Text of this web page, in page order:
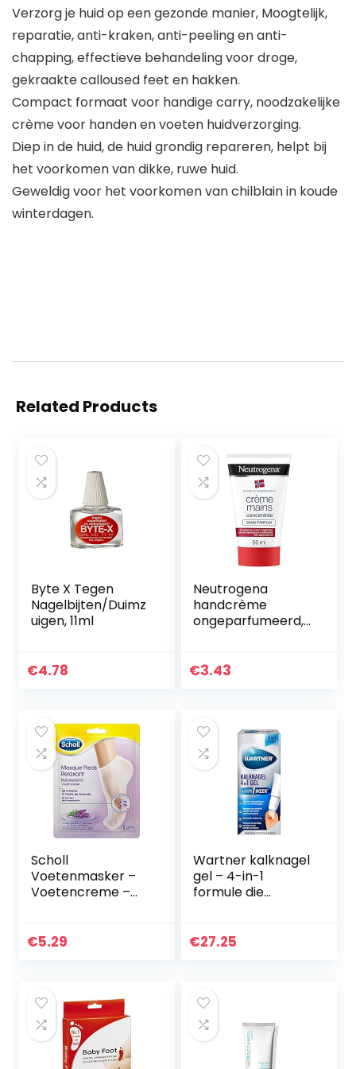
Verzorg je huid op een gezonde manier, Moogtelijk,
reparatie, anti-kraken, anti-peeling en anti-
chapping, effectieve behandeling voor droge,
gekraakte calloused feet en hakken.
Compact formaat voor handige carry, noodzakelijke
crème voor handen en voeten huidverzorging.
Diep in de huid, de huid grondig repareren, helpt bij
het voorkomen van dikke, ruwe huid.
Geweldig voor het voorkomen van chilblain in koude
winterdagen.
Related Products
Byte X Tegen
Nagelbijten/Duimz
uigen, 11ml
€4.78
Neutrogena
handcrème
ongeparfumeerd,
beschermende
€3.43
Scholl
Voetenmasker –
Voetencreme –
Lavendel – Expert
€5.29
Wartner kalknagel
gel – 4-in-1
formule die
Voetverzorging – 7
€27.25